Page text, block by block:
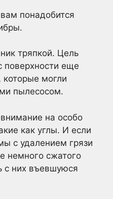
понадобится
тряпкой. Цель
поверхности еще
могли
пылесосом.
на особо
как углы. И если
с удалением грязи
немного сжатого
с них въевшуюся